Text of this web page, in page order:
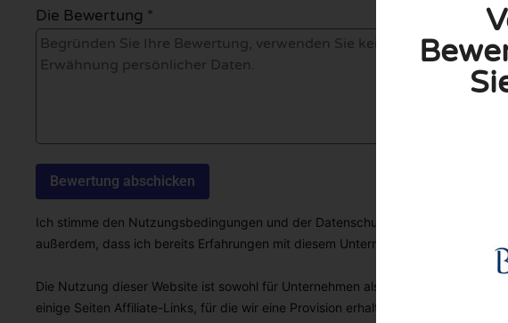
Die Bewertung *
Ich stimme den Nutzungsbedingungen und der Datenschutzrichtlinie zu, indem
außerdem, dass ich bereits Erfahrungen mit diesem Unternehmen gemacht habe.
Die Nutzung dieser Website ist sowohl für Unternehmen als auch für Nutzer
einige Seiten Affiliate-Links, für die wir eine Provision erhalten können.